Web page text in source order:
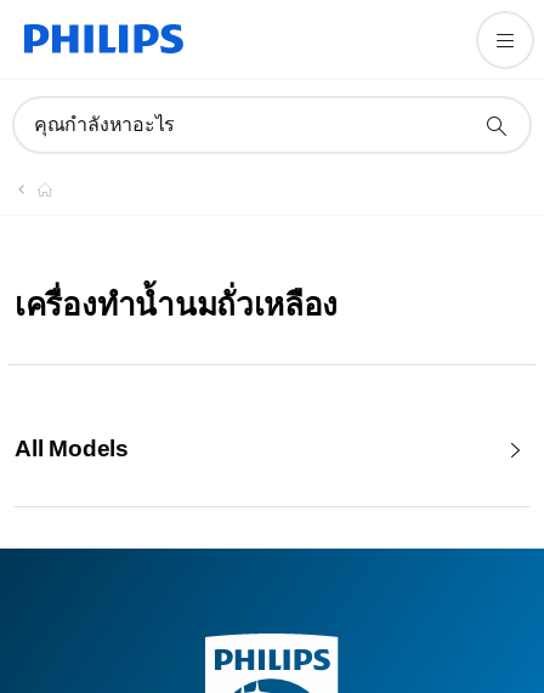
คุณกำลังหาอะไร
เครื่องทำน้ำนมถั่วเหลือง
All Models